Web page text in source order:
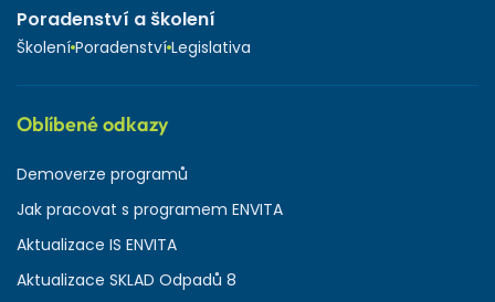
Poradenství a školení
Školení Poradenství Legislativa
Oblíbené odkazy
Demoverze programů
Jak pracovat s programem ENVITA
Aktualizace IS ENVITA
Aktualizace SKLAD Odpadů 8